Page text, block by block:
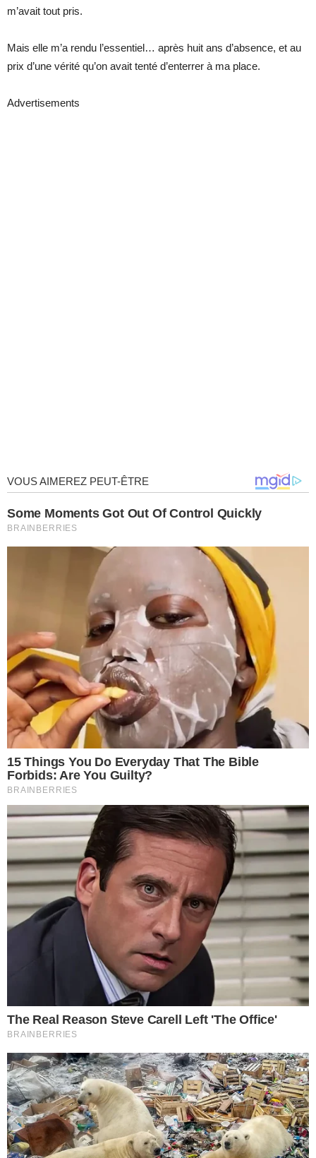
m’avait tout pris.
Mais elle m’a rendu l’essentiel… après huit ans d’absence, et au
prix d’une vérité qu’on avait tenté d’enterrer à ma place.
Advertisements